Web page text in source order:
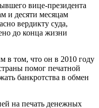
вице-президента
и десяти месяцам
вердикту суда,
до конца жизни
в том, что он в 2010 году
помог печатной
банкротства в обмен
на печать денежных